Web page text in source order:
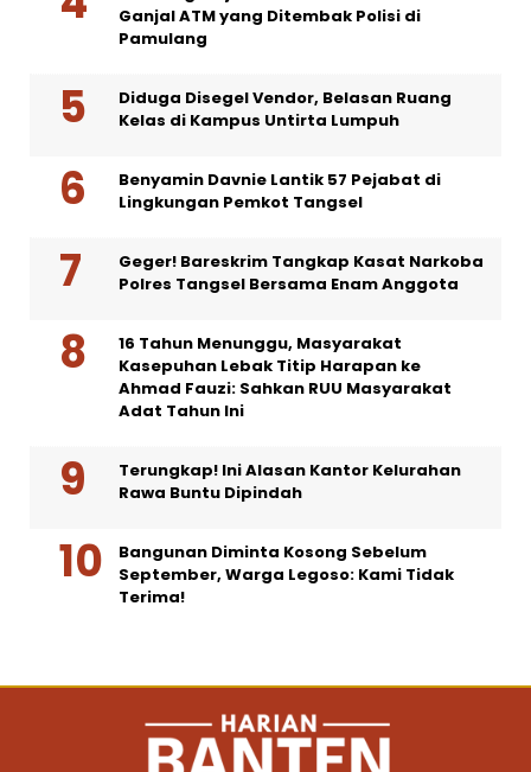
Ganjal ATM yang Ditembak Polisi di
Pamulang
Diduga Disegel Vendor, Belasan Ruang
Kelas di Kampus Untirta Lumpuh
Benyamin Davnie Lantik 57 Pejabat di
Lingkungan Pemkot Tangsel
Geger! Bareskrim Tangkap Kasat Narkoba
Polres Tangsel Bersama Enam Anggota
16 Tahun Menunggu, Masyarakat
Kasepuhan Lebak Titip Harapan ke
Ahmad Fauzi: Sahkan RUU Masyarakat
Adat Tahun Ini
Terungkap! Ini Alasan Kantor Kelurahan
Rawa Buntu Dipindah
Bangunan Diminta Kosong Sebelum
September, Warga Legoso: Kami Tidak
Terima!